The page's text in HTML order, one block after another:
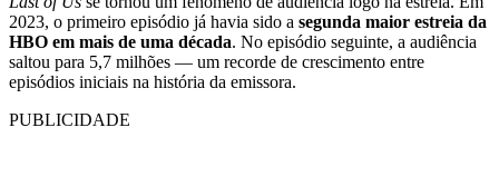
2023, o primeiro episódio já havia sido a segunda maior estreia da
HBO em mais de uma década. No episódio seguinte, a audiência
saltou para 5,7 milhões — um recorde de crescimento entre
episódios iniciais na história da emissora.
PUBLICIDADE